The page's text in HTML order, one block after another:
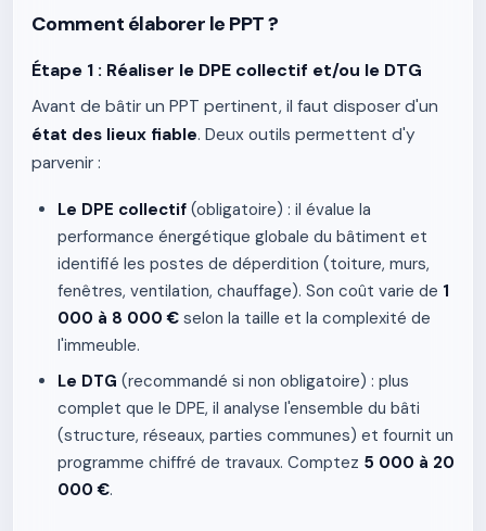
Comment élaborer le PPT ?
Étape 1 : Réaliser le DPE collectif et/ou le DTG
Avant de bâtir un PPT pertinent, il faut disposer d'un
état des lieux fiable. Deux outils permettent d'y
parvenir :
Le DPE collectif (obligatoire) : il évalue la
performance énergétique globale du bâtiment et
identifié les postes de déperdition (toiture, murs,
fenêtres, ventilation, chauffage). Son coût varie de 1
000 à 8 000 € selon la taille et la complexité de
l'immeuble.
Le DTG (recommandé si non obligatoire) : plus
complet que le DPE, il analyse l'ensemble du bâti
(structure, réseaux, parties communes) et fournit un
programme chiffré de travaux. Comptez 5 000 à 20
000 €.